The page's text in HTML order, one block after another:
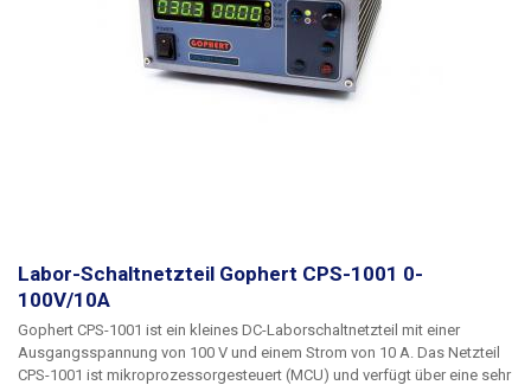
Labor-Schaltnetzteil Gophert CPS-1001 0-
100V/10A
Gophert CPS-1001 ist ein kleines DC-Laborschaltnetzteil mit einer
Ausgangsspannung von 100 V und einem Strom von 10 A.
CPS-1001 ist mikroprozessorgesteuert (MCU) und verfügt über eine sehr